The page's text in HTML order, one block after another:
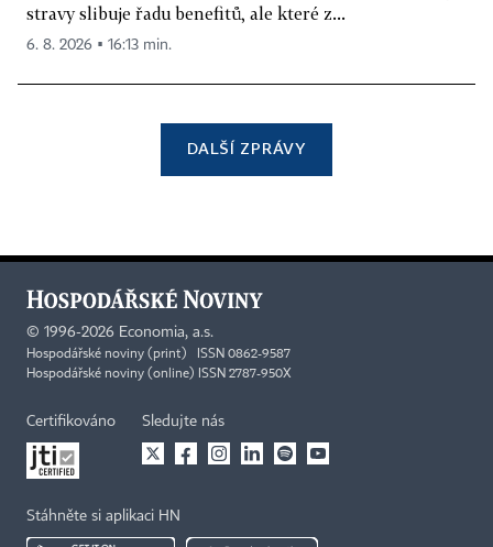
stravy slibuje řadu benefitů, ale které z...
6. 8. 2026 ▪ 16:13 min.
DALŠÍ ZPRÁVY
© 1996-2026 Economia, a.s.
Hospodářské noviny (print) ISSN 0862-9587
Hospodářské noviny (online) ISSN 2787-950X
Certifikováno Sledujte nás
Stáhněte si aplikaci HN